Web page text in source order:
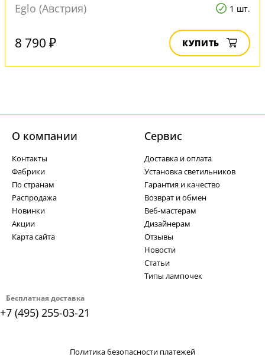
Eglo (Австрия) 1 шт.
8 790 ₽ КУПИТЬ
Бесплатная доставка
+7 (495) 255-03-21
О компании
Контакты
Фабрики
По странам
Распродажа
Новинки
Акции
Карта сайта
Cервис
Доставка и оплата
Установка светильников
Гарантия и качество
Возврат и обмен
Веб-мастерам
Дизайнерам
Отзывы
Новости
Статьи
Типы лампочек
Политика безопасности платежей